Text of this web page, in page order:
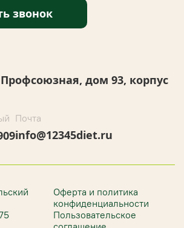
звонок
дом 93, корпус
Почта
info@12345diet.ru
Оферта и политика
конфиденциальности
Пользовательское